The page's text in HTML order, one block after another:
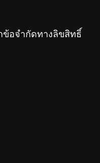
ข้อจำกัดทางลิขสิทธิ์